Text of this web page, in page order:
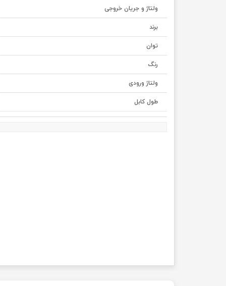
ولتاژ و جریان خروجی
برند
توان
رنگ
ولتاژ ورودی
طول کابل